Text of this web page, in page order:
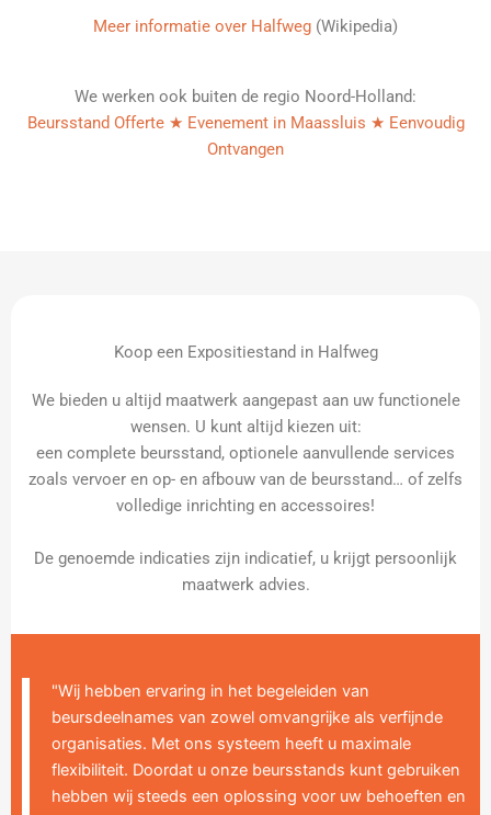
Meer informatie over Halfweg (Wikipedia)
We werken ook buiten de regio Noord-Holland:
Beursstand Offerte ★ Evenement in Maassluis ★ Eenvoudig
Ontvangen
Koop een Expositiestand in Halfweg
We bieden u altijd maatwerk aangepast aan uw functionele
wensen. U kunt altijd kiezen uit:
een complete beursstand, optionele aanvullende services
zoals vervoer en op- en afbouw van de beursstand… of zelfs
volledige inrichting en accessoires!
De genoemde indicaties zijn indicatief, u krijgt persoonlijk
maatwerk advies.
"Wij hebben ervaring in het begeleiden van
beursdeelnames van zowel omvangrijke als verfijnde
organisaties. Met ons systeem heeft u maximale
flexibiliteit. Doordat u onze beursstands kunt gebruiken
hebben wij steeds een oplossing voor uw behoeften en